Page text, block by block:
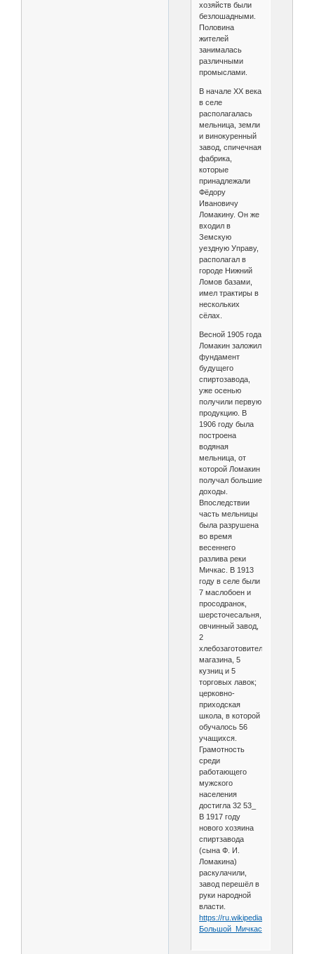
хозяйств были
безлошадными.
Половина
жителей
занималась
различными
промыслами.
В начале XX века
в селе
располагалась
мельница, земли
и винокуренный
завод, спичечная
фабрика,
которые
принадлежали
Фёдору
Ивановичу
Ломакину. Он же
входил в
Земскую
уездную Управу,
располагал в
городе Нижний
Ломов базами,
имел трактиры в
нескольких
сёлах.
Весной 1905 года
Ломакин заложил
фундамент
будущего
спиртозавода,
уже осенью
получили первую
продукцию. В
1906 году была
построена
водяная
мельница, от
которой Ломакин
получал большие
доходы.
Впоследствии
часть мельницы
была разрушена
во время
весеннего
разлива реки
Мичкас. В 1913
году в селе были
7 маслобоен и
просодранок,
шерсточесальня,
овчинный завод,
2
хлебозаготовительных
магазина, 5
кузниц и 5
торговых лавок;
церковно-
приходская
школа, в которой
обучалось 56
учащихся.
Грамотность
среди
работающего
мужского
населения
достигла 32 53_
В 1917 году
нового хозяина
спиртзавода
(сына Ф. И.
Ломакина)
раскулачили,
завод перешёл в
руки народной
власти.
https://ru.wikipedia.org/wiki/
Большой_Мичкас